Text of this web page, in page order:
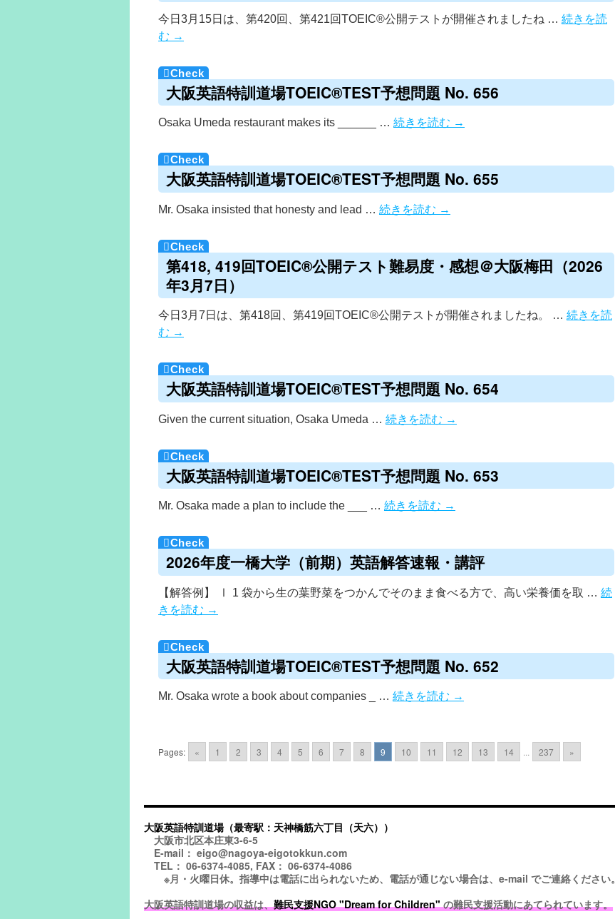
今日3月15日は、第420回、第421回TOEIC®公開テストが開催されましたね … 続きを読
む →
大阪英語特訓道場TOEIC®TEST予想問題 No. 656
Osaka Umeda restaurant makes its ______ … 続きを読む →
大阪英語特訓道場TOEIC®TEST予想問題 No. 655
Mr. Osaka insisted that honesty and lead … 続きを読む →
第418, 419回TOEIC®公開テスト難易度・感想＠大阪梅田（2026
年3月7日）
今日3月7日は、第418回、第419回TOEIC®公開テストが開催されましたね。 … 続きを読
む →
大阪英語特訓道場TOEIC®TEST予想問題 No. 654
Given the current situation, Osaka Umeda … 続きを読む →
大阪英語特訓道場TOEIC®TEST予想問題 No. 653
Mr. Osaka made a plan to include the ___ … 続きを読む →
2026年度一橋大学（前期）英語解答速報・講評
【解答例】 Ⅰ 1 袋から生の葉野菜をつかんでそのまま食べる方で、高い栄養価を取 … 続
きを読む →
大阪英語特訓道場TOEIC®TEST予想問題 No. 652
Mr. Osaka wrote a book about companies _ … 続きを読む →
Pages: « 1 2 3 4 5 6 7 8 9 10 11 12 13 14 237 »
大阪英語特訓道場（最寄駅：天神橋筋六丁目（天六））
大阪市北区本庄東3-6-5
E-mail： eigo@nagoya-eigotokkun.com
TEL： 06-6374-4085, FAX： 06-6374-4086
※月・火曜日休。指導中は電話に出られないため、電話が通じない場合は、e-mail でご連絡ください。
大阪英語特訓道場の収益は、難民支援NGO "Dream for Children"の難民支援活動にあてられています。